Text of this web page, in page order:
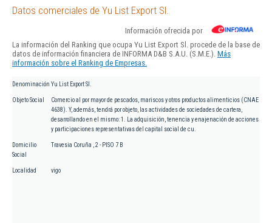
Datos comerciales de Yu List Export Sl.
Información ofrecida por
La información del Ranking que ocupa Yu List Export Sl. procede de la base de
datos de información financiera de INFORMA D&B S.A.U. (S.M.E.). Más
información sobre el Ranking de Empresas.
Denominación Yu List Export Sl.
Objeto Social
Comercio al por mayor de pescados, mariscos y otros productos alimenticios (CNAE
4638). Y, además, tendrá por objeto, las actividades de sociedades de cartera,
desarrollando en el mismo: 1. La adquisición, tenencia y enajenación de acciones
y participaciones representativas del capital social de cu.
Domicilio
Social
Travesia Coruña , 2 - PISO 7 B
Localidad vigo